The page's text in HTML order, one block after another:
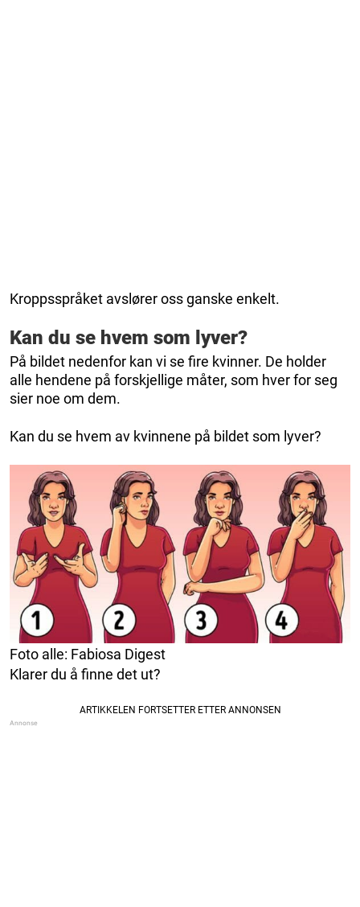
Kroppsspråket avslører oss ganske enkelt.
Kan du se hvem som lyver?
På bildet nedenfor kan vi se fire kvinner. De holder
alle hendene på forskjellige måter, som hver for seg
sier noe om dem.
Kan du se hvem av kvinnene på bildet som lyver?
Foto alle: Fabiosa Digest
Klarer du å finne det ut?